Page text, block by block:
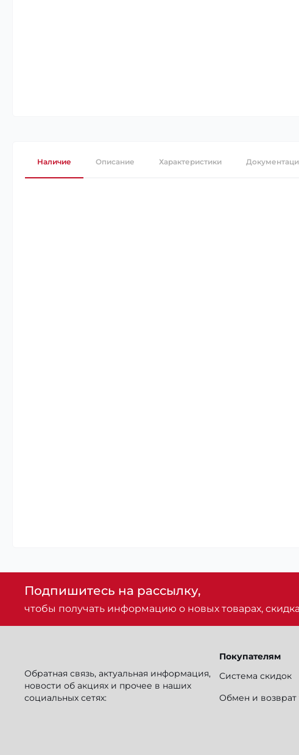
Наличие Описание Характеристики
Подпишитесь на рассылку,
чтобы получать информацию о новых товарах,
Обратная связь, актуальная информация,
новости об акциях и прочее в наших
социальных сетях:
Покупателям
Система скидок
Обмен и возврат